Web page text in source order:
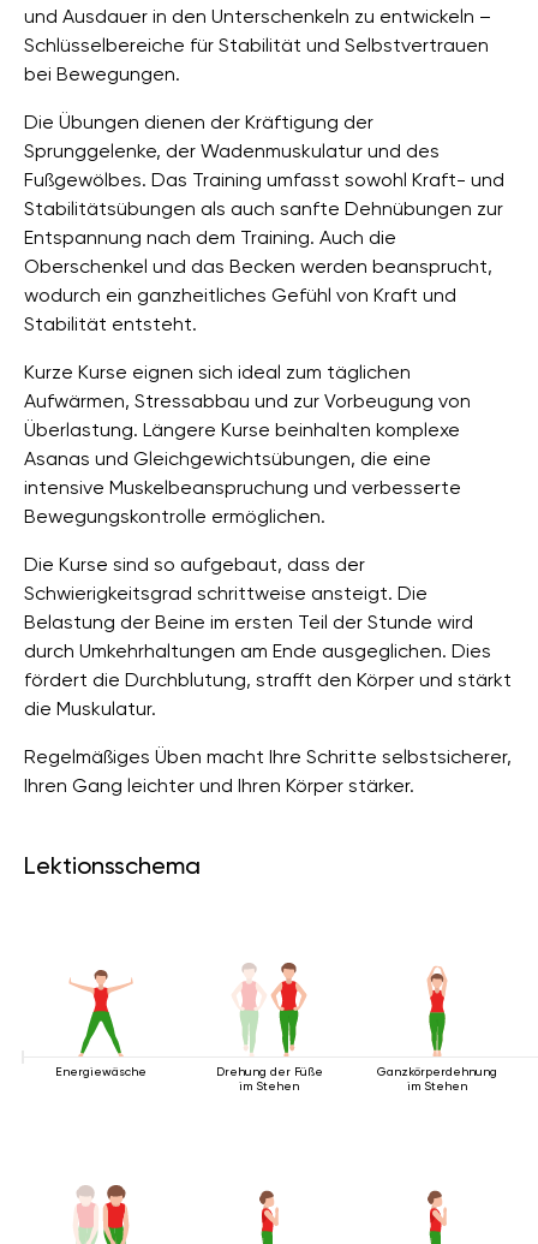
und Ausdauer in den Unterschenkeln zu entwickeln –
Schlüsselbereiche für Stabilität und Selbstvertrauen
bei Bewegungen.
Die Übungen dienen der Kräftigung der
Sprunggelenke, der Wadenmuskulatur und des
Fußgewölbes. Das Training umfasst sowohl Kraft- und
Stabilitätsübungen als auch sanfte Dehnübungen zur
Entspannung nach dem Training. Auch die
Oberschenkel und das Becken werden beansprucht,
wodurch ein ganzheitliches Gefühl von Kraft und
Stabilität entsteht.
Kurze Kurse eignen sich ideal zum täglichen
Aufwärmen, Stressabbau und zur Vorbeugung von
Überlastung. Längere Kurse beinhalten komplexe
Asanas und Gleichgewichtsübungen, die eine
intensive Muskelbeanspruchung und verbesserte
Bewegungskontrolle ermöglichen.
Die Kurse sind so aufgebaut, dass der
Schwierigkeitsgrad schrittweise ansteigt. Die
Belastung der Beine im ersten Teil der Stunde wird
durch Umkehrhaltungen am Ende ausgeglichen. Dies
fördert die Durchblutung, strafft den Körper und stärkt
die Muskulatur.
Regelmäßiges Üben macht Ihre Schritte selbstsicherer,
Ihren Gang leichter und Ihren Körper stärker.
Lektionsschema
Energiewäsche
Drehung der Füße
im Stehen
Ganzkörperdehnung
im Stehen